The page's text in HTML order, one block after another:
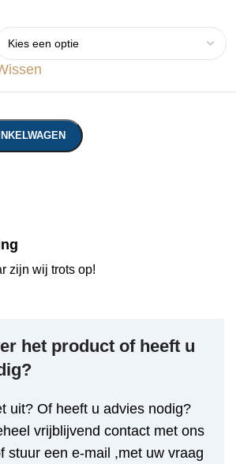
zijn wij trots op!
het product of heeft u
uit? Of heeft u advies nodig?
vrijblijvend contact met ons
stuur een e-mail ,met uw vraag